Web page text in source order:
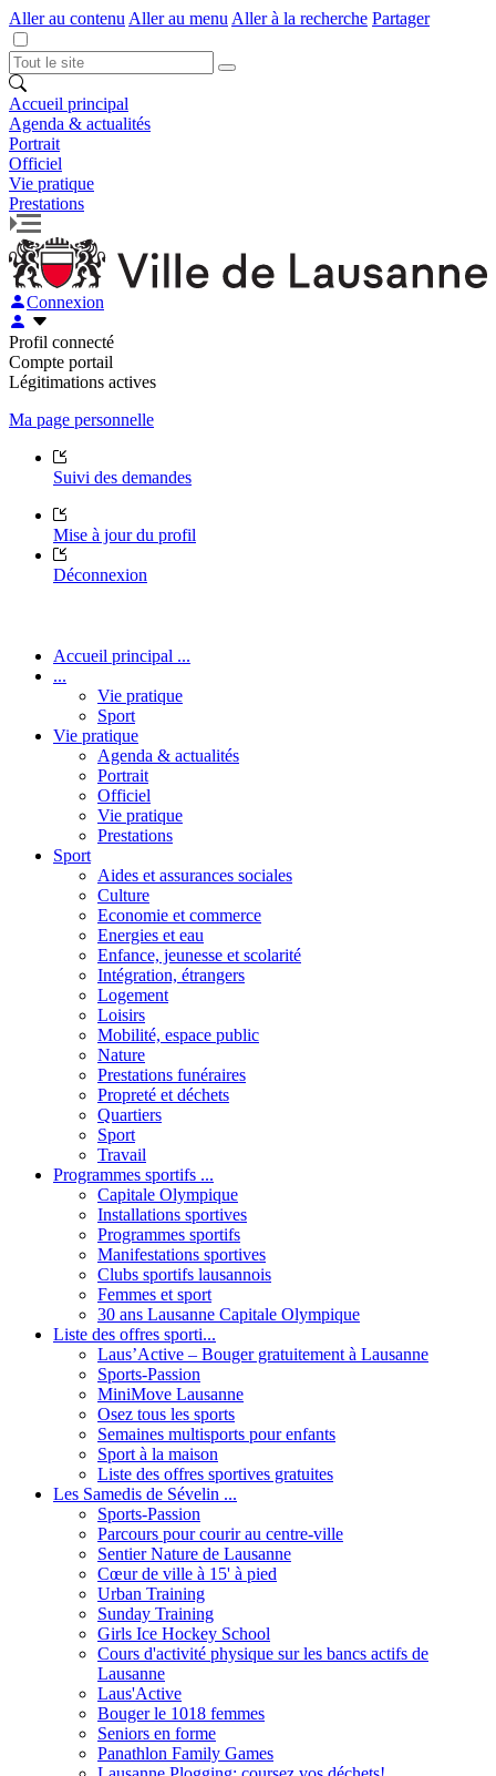
Aller au contenu Aller au menu Aller à la recherche Partager
Accueil principal
Agenda & actualités
Portrait
Officiel
Vie pratique
Prestations
Connexion
Profil connecté
Compte portail
Légitimations actives
Ma page personnelle
Suivi des demandes
Mise à jour du profil
Déconnexion
Accueil principal ...
...
Vie pratique
Sport
Vie pratique
Agenda & actualités
Portrait
Officiel
Vie pratique
Prestations
Sport
Aides et assurances sociales
Culture
Economie et commerce
Energies et eau
Enfance, jeunesse et scolarité
Intégration, étrangers
Logement
Loisirs
Mobilité, espace public
Nature
Prestations funéraires
Propreté et déchets
Quartiers
Sport
Travail
Programmes sportifs ...
Capitale Olympique
Installations sportives
Programmes sportifs
Manifestations sportives
Clubs sportifs lausannois
Femmes et sport
30 ans Lausanne Capitale Olympique
Liste des offres sporti...
Laus’Active – Bouger gratuitement à Lausanne
Sports-Passion
MiniMove Lausanne
Osez tous les sports
Semaines multisports pour enfants
Sport à la maison
Liste des offres sportives gratuites
Les Samedis de Sévelin ...
Sports-Passion
Parcours pour courir au centre-ville
Sentier Nature de Lausanne
Cœur de ville à 15' à pied
Urban Training
Sunday Training
Girls Ice Hockey School
Cours d'activité physique sur les bancs actifs de
Lausanne
Laus'Active
Bouger le 1018 femmes
Seniors en forme
Panathlon Family Games